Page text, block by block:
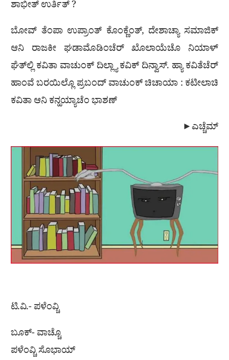
ಶಾಭೀತ್ ಉರ್ತಿತ್ ?
ಬೋವ್ ತೆಂಪಾ ಉಪ್ರಾಂತ್ ಕೊಂಕ್ಣೆಂತ್, ದೇಶಾಚ್ಯಾ ಸಮಾಜಿಕ್
ಆನಿ ರಾಜಕೀ ಘಡಾಮೊಡಿಂಚೆರ್ ಖೊಲಾಯೆಚೊ ನಿಯಾಳ್
ಘೆತ್‌ಲ್ಲಿ ಕವಿತಾ ವಾಚುಂಕ್ ದಿಲ್ಲ್ಯಾ ಕವಿಕ್ ದಿನ್ವಾಸ್. ಹ್ಯಾ ಕವಿತೆಚೆರ್
ಹಾಂವೆ ಬರಯಿಲ್ಲೊ ಪ್ರಬಂದ್ ವಾಚುಂಕ್ ಚಿಚಾಯಾ : ಕಟೀಲಾಚಿ
ಕವಿತಾ ಆನಿ ಕನ್ಹಯ್ಯಾಚೆಂ ಭಾಶಣ್
►ಎಚ್ಚೆಮ್
ಟಿ.ವಿ.- ಪಳೆಂವ್ಚಿ
ಬೂಕ್- ವಾಚ್ಚೊ
ಪಳೆಂವ್ಚಿ ಸೊಭಾಯ್